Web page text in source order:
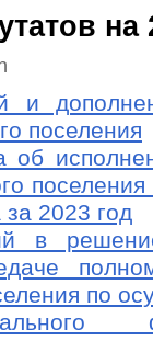
на
и
поселения
об
2023 год
в
по